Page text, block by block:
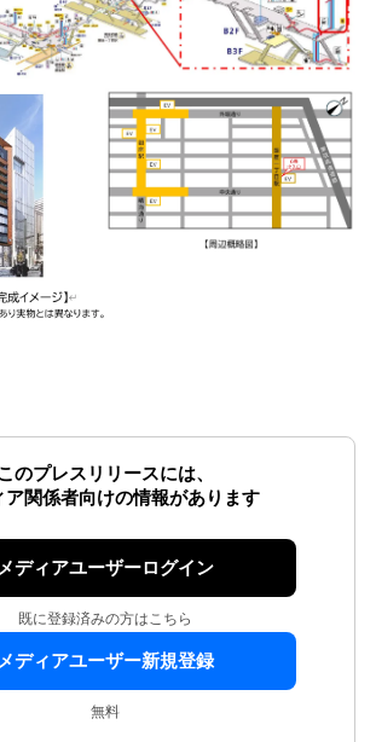
のプレスリリースには、
ア関係者向けの情報があります
ディアユーザーログイン
既に登録済みの方はこちら
ディアユーザー新規登録
無料